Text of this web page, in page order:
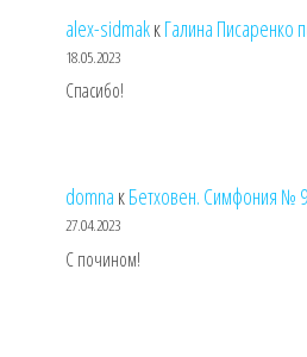
alex-sidmakкГалина Писаренко
18.05.2023
Спасибо!
domna кБетховен. Симфония №
27.04.2023
С почином!